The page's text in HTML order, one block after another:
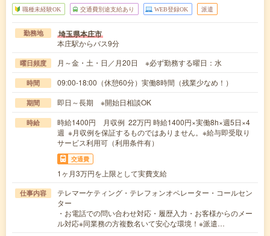
職種未経験OK 交通費別途支給あり WEB登録OK 派遣
勤務地 埼玉県本庄市
本庄駅からバス9分
曜日頻度 月～金・土・日／月20日 ※必ず勤務する曜日：水
時間 09:00-18:00（休憩60分）実働8時間（残業少なめ！）
期間 即日～長期 ※開始日相談OK
時給
時給1400円 月収例 22万円 時給1400円×実働8h×週5日×4
週 ※月収例を保証するものではありません。※給与即受取り
サービス利用可（利用条件有）
交通費
1ヶ月3万円を上限として実費支給
仕事内容
テレマーケティング・テレフォンオペレーター・コールセン
ター
・お電話での問い合わせ対応・履歴入力・お客様からのメー
ル対応※同業務の方複数名いて安心な環境！※派遣…